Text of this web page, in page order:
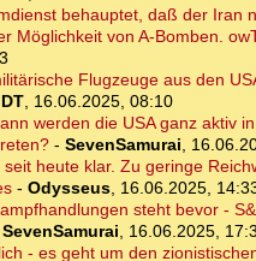
behauptet, daß der Iran
Möglichkeit von A-Bomben.
Flugzeuge aus den
DT, 16.06.2025, 08:10
werden die USA ganz aktiv
- SevenSamurai,
seit heute klar. Zu geringe
- Odysseus, 16.06.2025,
steht bevor -
SevenSamurai, 16.06.2025,
- es geht um den